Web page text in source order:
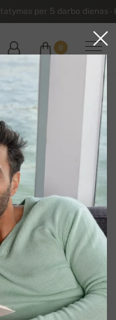
per 5 darbo dienas
0